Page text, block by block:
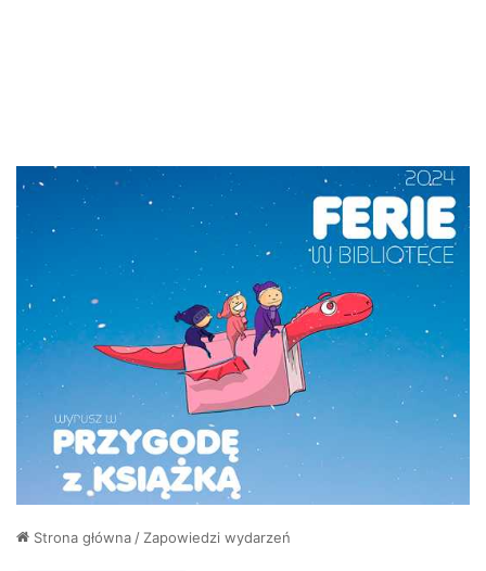
Strona główna / Zapowiedzi wydarzeń